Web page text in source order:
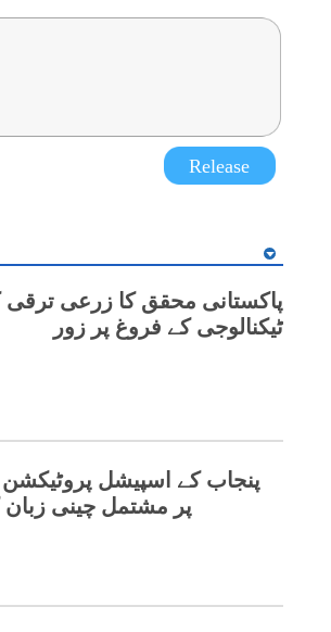
Release
پاکستانی محقق کا زرعی ترقی
ٹیکنالوجی کے فروغ پر زور
پر مشتمل چینی زبان